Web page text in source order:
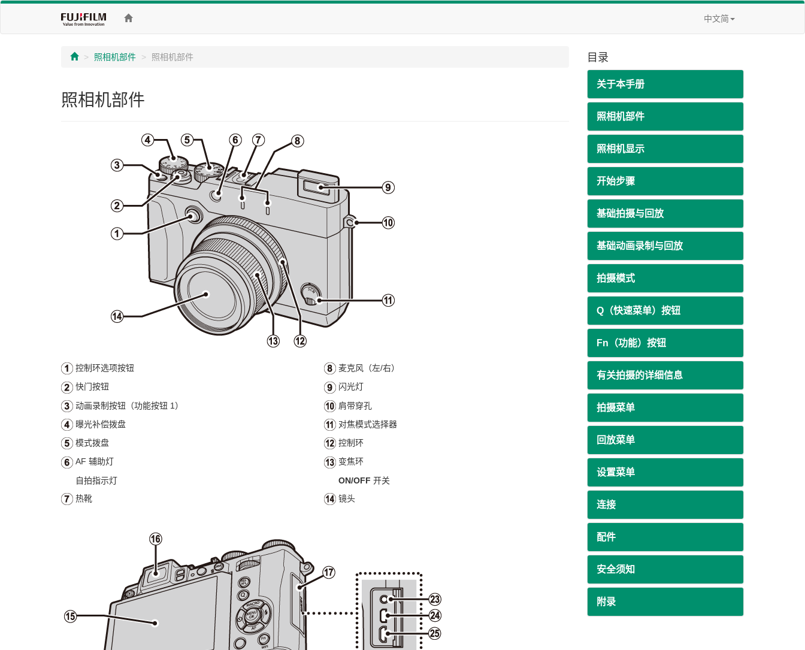
中文简
照相机部件 照相机部件
照相机部件
控制环选项按钮
快门按钮
动画录制按钮（功能按钮 1）
曝光补偿拨盘
模式拨盘
AF 辅助灯
自拍指示灯
热靴
麦克风（左/右）
闪光灯
肩带穿孔
对焦模式选择器
控制环
变焦环
ON/OFF 开关
镜头
目录
关于本手册
照相机部件
照相机显示
开始步骤
基础拍摄与回放
基础动画录制与回放
拍摄模式
Q（快速菜单）按钮
Fn（功能）按钮
有关拍摄的详细信息
拍摄菜单
回放菜单
设置菜单
连接
配件
安全须知
附录